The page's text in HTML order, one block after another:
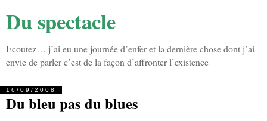
Du spectacle
Ecoutez… j’ai eu une journée d’enfer et la dernière chose dont j’ai
envie de parler c’est de la façon d’affronter l’existence
16/09/2008
Du bleu pas du blues